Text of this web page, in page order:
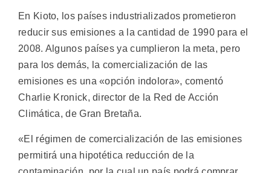
En Kioto, los países industrializados prometieron
reducir sus emisiones a la cantidad de 1990 para el
2008. Algunos países ya cumplieron la meta, pero
para los demás, la comercialización de las
emisiones es una «opción indolora», comentó
Charlie Kronick, director de la Red de Acción
Climática, de Gran Bretaña.
«El régimen de comercialización de las emisiones
permitirá una hipotética reducción de la